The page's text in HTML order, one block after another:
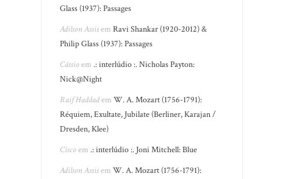
Glass (1937): Passages
Adilson AssisemRavi Shankar (1920-2012) &
Philip Glass (1937): Passages
Cássioem .: interlúdio :. Nicholas Payton:
Nick@Night
Raif HaddademW. A. Mozart (1756-1791):
Réquiem, Exultate, Jubilate (Berliner, Karajan /
Dresden, Klee)
Ciscoem .: interlúdio :. Joni Mitchell: Blue
Adilson AssisemW. A. Mozart (1756-1791):